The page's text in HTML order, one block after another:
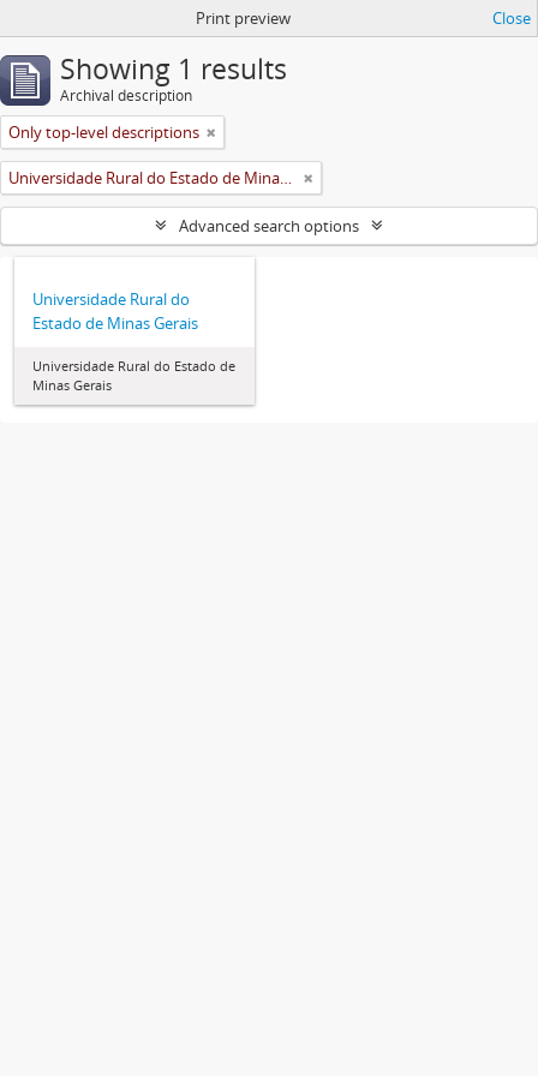
Print preview Close
Showing 1 results
Archival description
Only top-level descriptions
Universidade Rural do Estado de Minas Gerais (Uremg)
Advanced search options
Universidade Rural do
Estado de Minas Gerais
Universidade Rural do Estado de
Minas Gerais